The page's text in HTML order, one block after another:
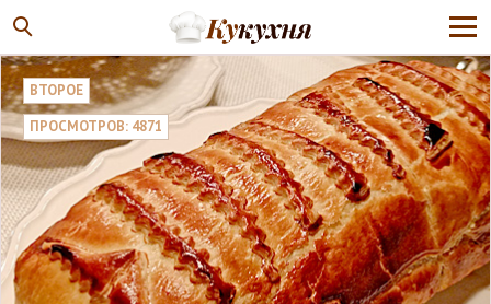
ВТОРОЕ
ПРОСМОТРОВ: 4871